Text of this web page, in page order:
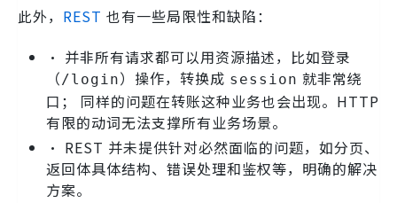
此外， REST 也有一些局限性和缺陷：
• 并非所有请求都可以用资源描述，比如登录
（/login）操作，转换成 session 就非常绕
口； 同样的问题在转账这种业务也会出现。HTTP
有限的动词无法支撑所有业务场景。
• REST 并未提供针对必然面临的问题，如分页、
返回体具体结构、错误处理和鉴权等，明确的解决
方案。